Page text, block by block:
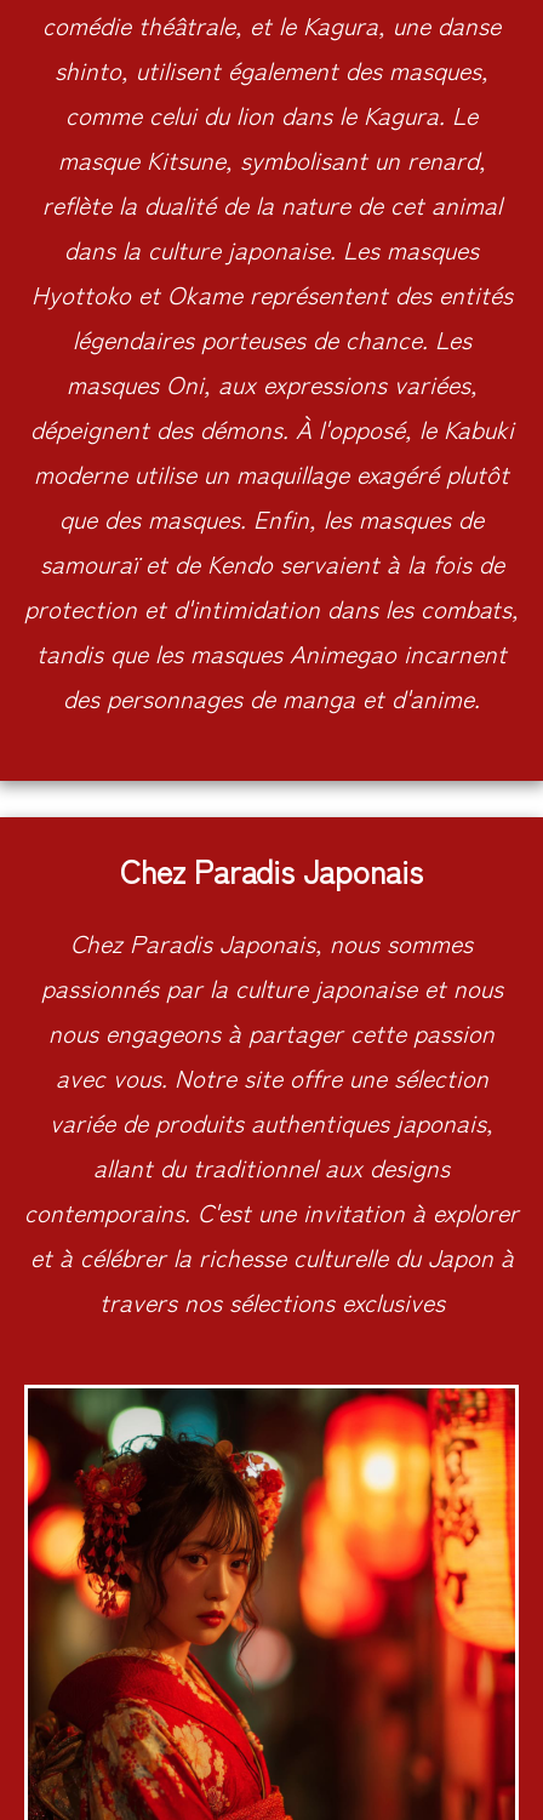
comédie théâtrale, et le Kagura, une danse
shinto, utilisent également des masques,
comme celui du lion dans le Kagura. Le
masque Kitsune, symbolisant un renard,
reflète la dualité de la nature de cet animal
dans la culture japonaise. Les masques
Hyottoko et Okame représentent des entités
légendaires porteuses de chance. Les
masques Oni, aux expressions variées,
dépeignent des démons. À l'opposé, le Kabuki
moderne utilise un maquillage exagéré plutôt
que des masques. Enfin, les masques de
samouraï et de Kendo servaient à la fois de
protection et d'intimidation dans les combats,
tandis que les masques Animegao incarnent
des personnages de manga et d'anime.
Chez Paradis Japonais
Chez Paradis Japonais, nous sommes
passionnés par la culture japonaise et nous
nous engageons à partager cette passion
avec vous. Notre site offre une sélection
variée de produits authentiques japonais,
allant du traditionnel aux designs
contemporains. C'est une invitation à explorer
et à célébrer la richesse culturelle du Japon à
travers nos sélections exclusives